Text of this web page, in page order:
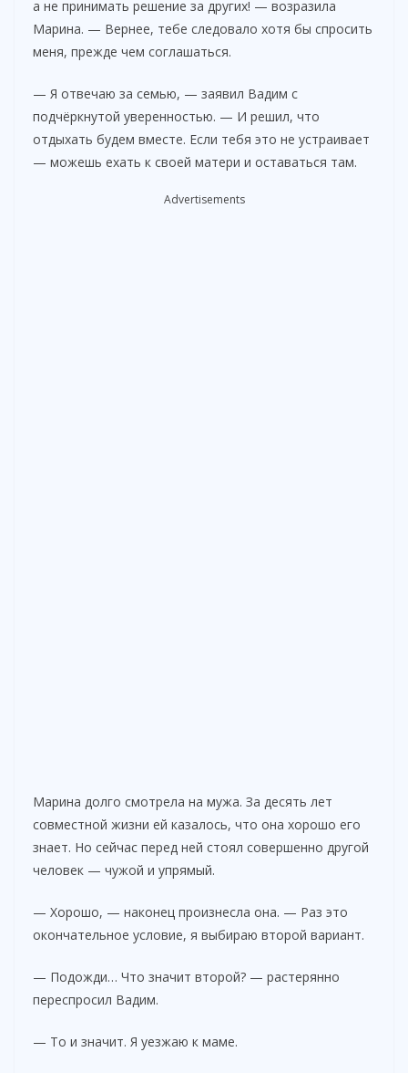
V
i
d
e
а не принимать решение за других! — возразила
Марина. — Вернее, тебе следовало хотя бы спросить
меня, прежде чем соглашаться.
— Я отвечаю за семью, — заявил Вадим с
подчёркнутой уверенностью. — И решил, что
отдыхать будем вместе. Если тебя это не устраивает
— можешь ехать к своей матери и оставаться там.
Advertisements
Марина долго смотрела на мужа. За десять лет
совместной жизни ей казалось, что она хорошо его
знает. Но сейчас перед ней стоял совершенно другой
человек — чужой и упрямый.
— Хорошо, — наконец произнесла она. — Раз это
окончательное условие, я выбираю второй вариант.
— Подожди… Что значит второй? — растерянно
переспросил Вадим.
— То и значит. Я уезжаю к маме.